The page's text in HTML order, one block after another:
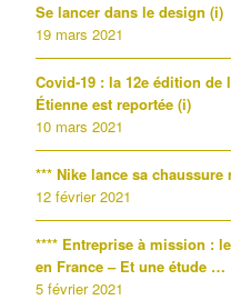
Se lancer dans le design (i)
19 mars 2021
Covid-19 : la 12e édition
Étienne est reportée (i)
10 mars 2021
*** Nike lance sa
12 février 2021
**** Entreprise à mission :
en France – Et une étude …
5 février 2021